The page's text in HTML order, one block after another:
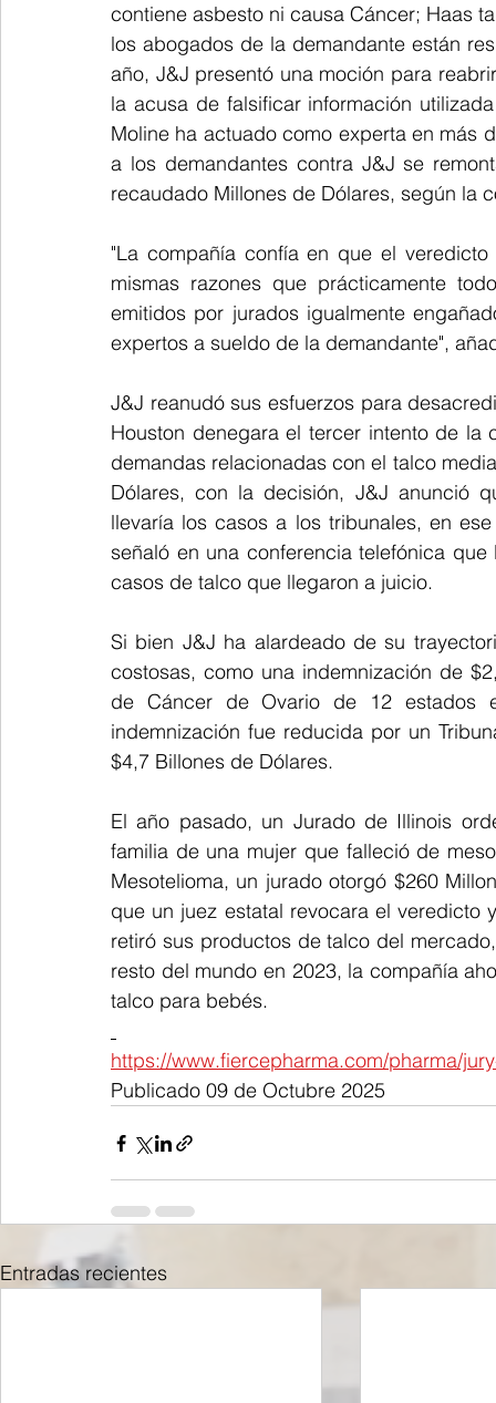
contiene asbesto ni causa Cáncer; Haas
los abogados de la demandante están
año, J&J presentó una moción para
la acusa de falsificar información
Moline ha actuado como experta en más
a los demandantes contra J&J se
recaudado Millones de Dólares, según la
"La compañía confía en que el
mismas razones que prácticamente
emitidos por jurados igualmente
expertos a sueldo de la demandante",
J&J reanudó sus esfuerzos para
Houston denegara el tercer intento de la
demandas relacionadas con el talco
Dólares, con la decisión, J&J anunció
llevaría los casos a los tribunales, en
señaló en una conferencia telefónica
casos de talco que llegaron a juicio.
Si bien J&J ha alardeado de su
costosas, como una indemnización de
de Cáncer de Ovario de 12 estados
indemnización fue reducida por un
$4,7 Billones de Dólares.
El año pasado, un Jurado de Illinois
familia de una mujer que falleció de
Mesotelioma, un jurado otorgó $260
que un juez estatal revocara el
retiró sus productos de talco del
resto del mundo en 2023, la compañía
talco para bebés.
https://www.fiercepharma.com/pharma/
Publicado 09 de Octubre 2025
Entradas recientes